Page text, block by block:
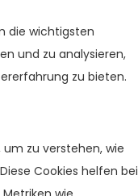
die wichtigsten
und zu analysieren,
zu bieten.
zu verstehen, wie
Cookies helfen bei